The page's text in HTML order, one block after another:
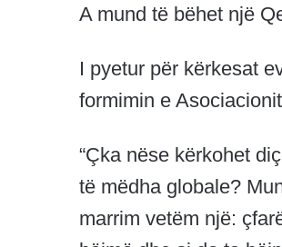
A mund të bëhet një
I pyetur për kërkesat
formimin e
“Çka nëse kërkohet
të mëdha globale?
marrim vetëm një: